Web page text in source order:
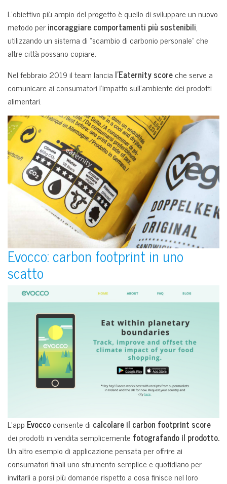
L’obiettivo più ampio del progetto è quello di sviluppare un nuovo
metodo perincoraggiare comportamenti più sostenibili,
utilizzando un sistema di “scambio di carbonio personale” che
altre città possano copiare.
Nel febbraio 2019 il team lancia l’Eaternity scoreche serve a
comunicare ai consumatori l’impatto sull’ambiente dei prodotti
alimentari.
Evocco: carbon footprint in uno
scatto
L’app Evoccoconsente di calcolare il carbon footprint score
dei prodotti in vendita semplicemente fotografando il prodotto.
Un altro esempio di applicazione pensata per offrire ai
consumatori finali uno strumento semplice e quotidiano per
invitarli a porsi più domande rispetto a cosa finisce nel loro